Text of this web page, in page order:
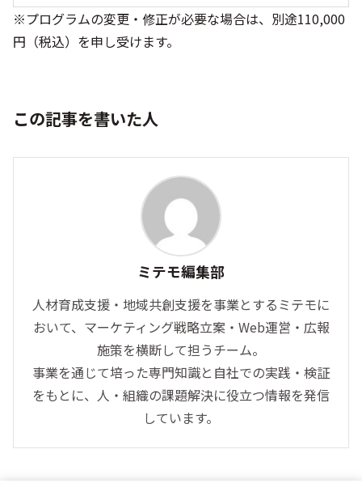
※プログラムの変更・修正が必要な場合は、別途110,000
円（税込）を申し受けます。
この記事を書いた人
ミテモ編集部
人材育成支援・地域共創支援を事業とするミテモに
おいて、マーケティング戦略立案・Web運営・広報
施策を横断して担うチーム。
事業を通じて培った専門知識と自社での実践・検証
をもとに、人・組織の課題解決に役立つ情報を発信
しています。